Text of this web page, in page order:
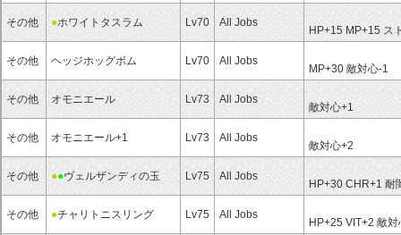
その他 ●ホワイトタスラム Lv70 All Jobs
HP+15 MP+15 ス
その他 ヘッジホッグボム Lv70 All Jobs
MP+30 敵対心-1
その他 オモニエール Lv73 All Jobs
敵対心+1
その他 オモニエール+1 Lv73 All Jobs
敵対心+2
その他 ●●ヴェルザンディの玉 Lv75 All Jobs
HP+30 CHR+1 耐
その他 ●チャリトニスリング Lv75 All Jobs
HP+25 VIT+2 敵対